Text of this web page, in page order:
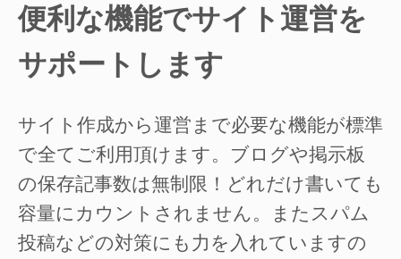
便利な機能でサイト運営を
サポートします
サイト作成から運営まで必要な機能が標準
で全てご利用頂けます。ブログや掲示板
の保存記事数は無制限！どれだけ書いても
容量にカウントされません。またスパム
投稿などの対策にも力を入れていますの